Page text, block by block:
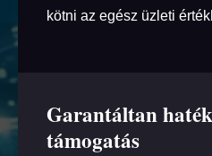
kötni az egész üzleti
Garantáltan
támogatás